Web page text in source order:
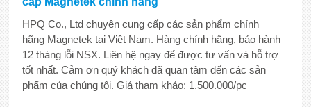
HPQ Co., Ltd chuyên cung cấp các sản phẩm chính
hãng Magnetek tại Việt Nam. Hàng chính hãng, bảo hành
12 tháng lỗi NSX. Liên hệ ngay để được tư vấn và hỗ trợ
tốt nhất. Cảm ơn quý khách đã quan tâm đến các sản
phẩm của chúng tôi. Giá tham khảo: 1.500.000/pc